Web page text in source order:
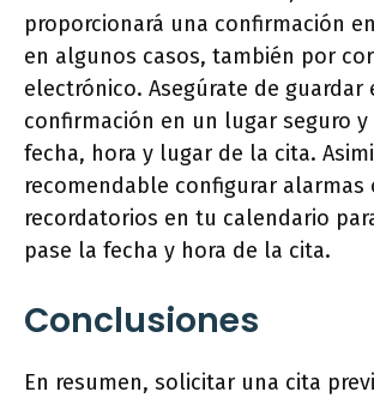
proporcionará una confirmación
en algunos casos, también por
electrónico. Asegúrate de guardar
confirmación en un lugar seguro
fecha, hora y lugar de la cita.
recomendable configurar alarmas
recordatorios en tu calendario
pase la fecha y hora de la cita.
Conclusiones
En resumen, solicitar una cita